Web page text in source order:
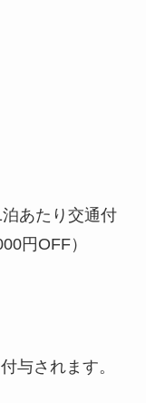
あたり交通付
円OFF）
与されます。